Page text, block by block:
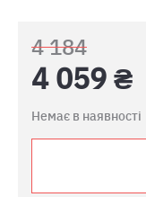
4 184
4 059 ₴
Немає в наявності